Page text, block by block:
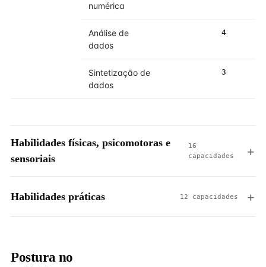
numérica
Análise de
dados
4
Sintetização de
dados
3
Habilidades físicas, psicomotoras e
sensoriais
16
capacidades
Habilidades práticas 12 capacidades
Postura no